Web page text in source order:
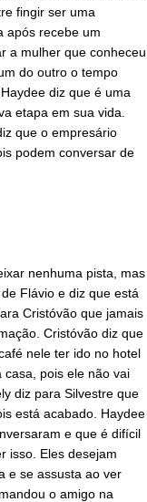
fingir ser uma
após recebe um
a mulher que conheceu
do outro o tempo
diz que é uma
etapa em sua vida.
que o empresário
podem conversar de
nenhuma pista, mas
Flávio e diz que está
Cristóvão que jamais
Cristóvão diz que
nele ter ido no hotel
pois ele não vai
diz para Silvestre que
está acabado. Haydee
e que é difícil
isso. Eles desejam
e se assusta ao ver
o amigo na